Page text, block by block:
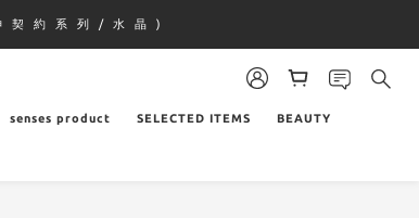
契 約 系 列 / 水 晶 )
senses product SELECTED ITEMS BEAUTY